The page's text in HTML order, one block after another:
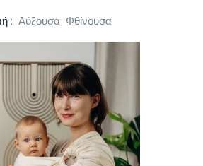
: Αύξουσα Φθίνουσα